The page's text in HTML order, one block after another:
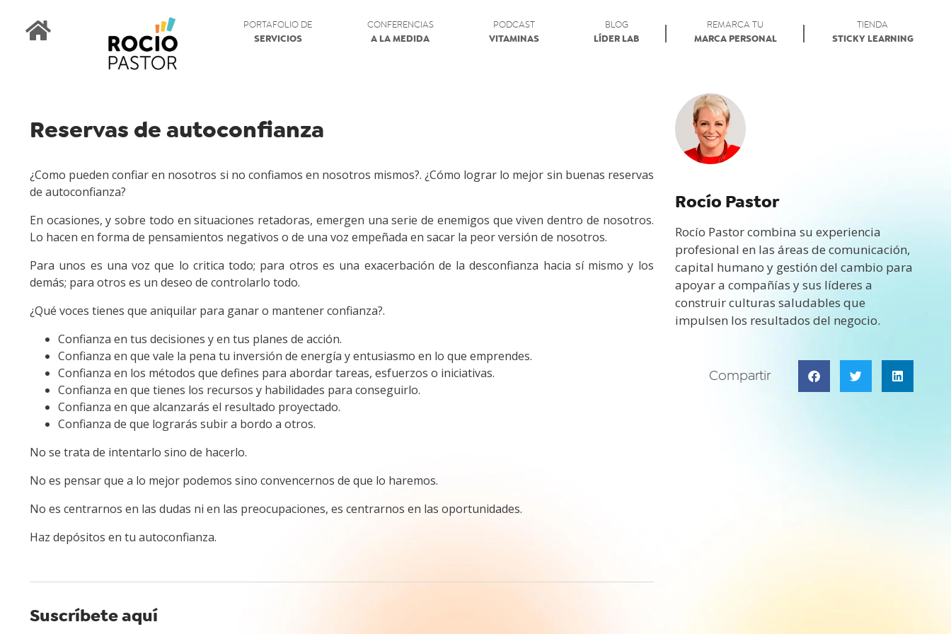
PORTAFOLIO DE
SERVICIOS
CONFERENCIAS
A LA MEDIDA
PODCAST
VITAMINAS
BLOG
LÍDER LAB
REMARCA TU
MARCA PERSONAL
TIENDA
STICKY LEARNING
Reservas de autoconfianza
¿Como pueden confiar en nosotros si no confiamos en nosotros mismos?. ¿Cómo lograr lo mejor sin buenas reservas
de autoconfianza?
En ocasiones, y sobre todo en situaciones retadoras, emergen una serie de enemigos que viven dentro de nosotros.
Lo hacen en forma de pensamientos negativos o de una voz empeñada en sacar la peor versión de nosotros.
Para unos es una voz que lo critica todo; para otros es una exacerbación de la desconfianza hacia sí mismo y los
demás; para otros es un deseo de controlarlo todo.
¿Qué voces tienes que aniquilar para ganar o mantener confianza?.
Confianza en tus decisiones y en tus planes de acción.
Confianza en que vale la pena tu inversión de energía y entusiasmo en lo que emprendes.
Confianza en los métodos que defines para abordar tareas, esfuerzos o iniciativas.
Confianza en que tienes los recursos y habilidades para conseguirlo.
Confianza en que alcanzarás el resultado proyectado.
Confianza de que lograrás subir a bordo a otros.
No se trata de intentarlo sino de hacerlo.
No es pensar que a lo mejor podemos sino convencernos de que lo haremos.
No es centrarnos en las dudas ni en las preocupaciones, es centrarnos en las oportunidades.
Haz depósitos en tu autoconfianza.
Suscríbete aquí
Rocío Pastor
Rocío Pastor combina su experiencia
profesional en las áreas de comunicación,
capital humano y gestión del cambio para
apoyar a compañías y sus líderes a
construir culturas saludables que
impulsen los resultados del negocio.
Compartir